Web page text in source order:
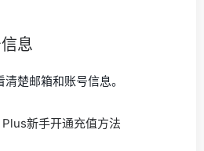
息
楚邮箱和账号信息。